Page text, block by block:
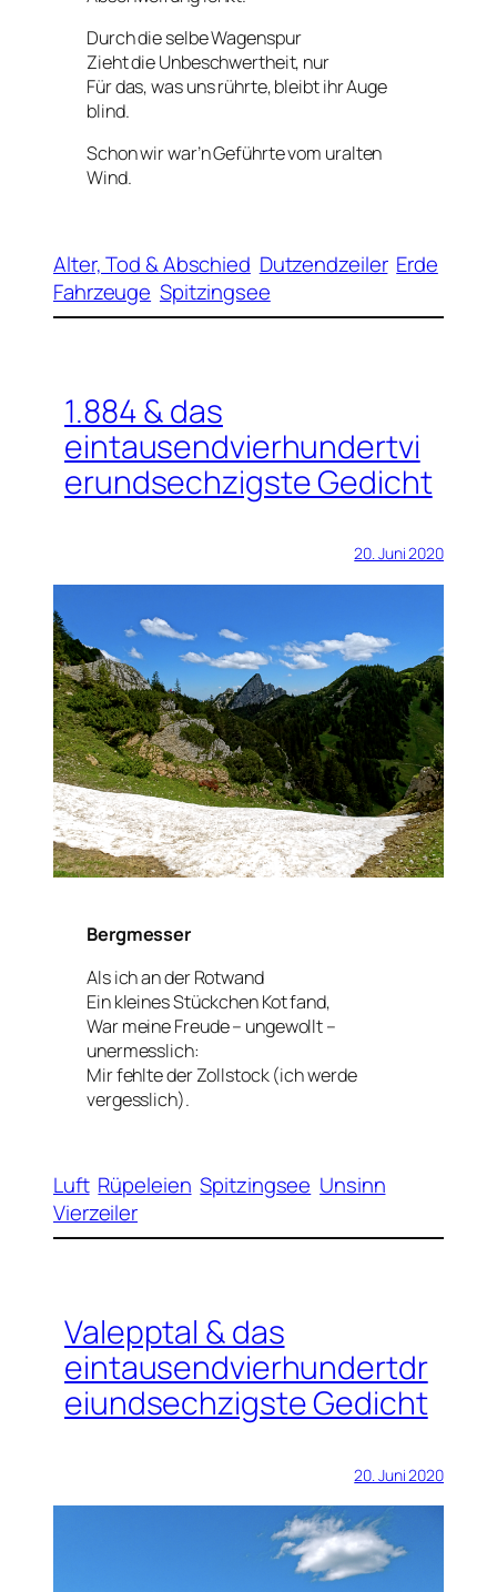
Durch die selbe Wagenspur
Zieht die Unbeschwertheit, nur
Für das, was uns rührte, bleibt ihr Auge
blind.
Schon wir war’n Geführte vom uralten
Wind.
Alter, Tod & Abschied Dutzendzeiler Erde
Fahrzeuge Spitzingsee
1.884 & das
eintausendvierhundertvi
erundsechzigste Gedicht
20. Juni 2020
Bergmesser
Als ich an der Rotwand
Ein kleines Stückchen Kot fand,
War meine Freude – ungewollt –
unermesslich:
Mir fehlte der Zollstock (ich werde
vergesslich).
Luft Rüpeleien Spitzingsee Unsinn
Vierzeiler
Valepptal & das
eintausendvierhundertdr
eiundsechzigste Gedicht
20. Juni 2020